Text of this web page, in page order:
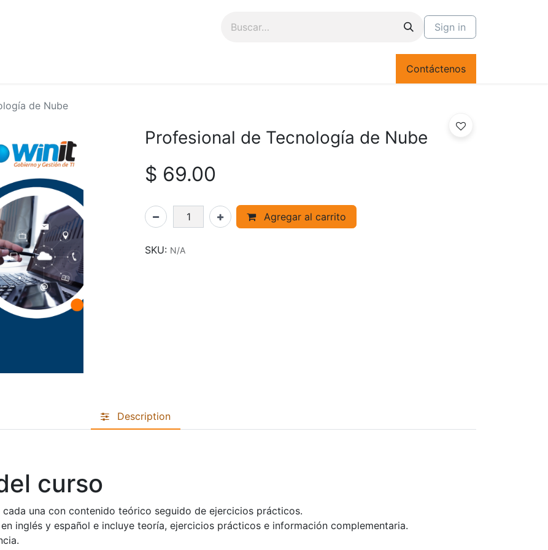
Sign in
Contáctenos
de Nube
Profesional de Tecnología de Nube
$ 69.00
Agregar al carrito
SKU: N/A
Description
curso
una con contenido teórico seguido de ejercicios prácticos.
inglés y español e incluye teoría, ejercicios prácticos e información complementaria.